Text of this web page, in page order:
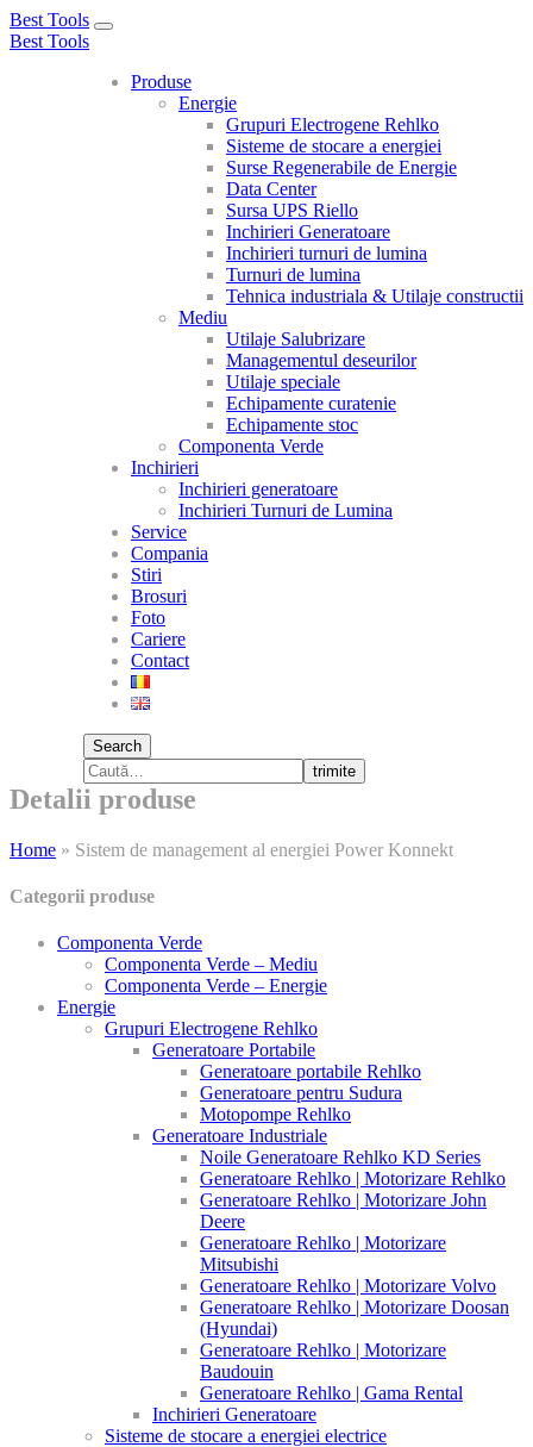
Best Tools
Toggle
Best Tools
Produse
Energie
Grupuri Electrogene Rehlko
Sisteme de stocare a energiei
Surse Regenerabile de Energie
Data Center
Sursa UPS Riello
Inchirieri Generatoare
Inchirieri turnuri de lumina
Turnuri de lumina
Tehnica industriala & Utilaje constructii
Mediu
Utilaje Salubrizare
Managementul deseurilor
Utilaje speciale
Echipamente curatenie
Echipamente stoc
Componenta Verde
Inchirieri
Inchirieri generatoare
Inchirieri Turnuri de Lumina
Service
Compania
Stiri
Brosuri
Foto
Cariere
Contact
Search
trimite
Detalii produse
Home » Sistem de management al energiei Power Konnekt
Categorii produse
Componenta Verde
Componenta Verde – Mediu
Componenta Verde – Energie
Energie
Grupuri Electrogene Rehlko
Generatoare Portabile
Generatoare portabile Rehlko
Generatoare pentru Sudura
Motopompe Rehlko
Generatoare Industriale
Noile Generatoare Rehlko KD Series
Generatoare Rehlko | Motorizare Rehlko
Generatoare Rehlko | Motorizare John
Deere
Generatoare Rehlko | Motorizare
Mitsubishi
Generatoare Rehlko | Motorizare Volvo
Generatoare Rehlko | Motorizare Doosan
(Hyundai)
Generatoare Rehlko | Motorizare
Baudouin
Generatoare Rehlko | Gama Rental
Inchirieri Generatoare
Sisteme de stocare a energiei electrice